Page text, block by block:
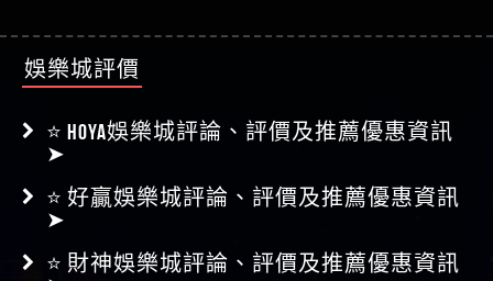
娛樂城評價
⭐ HOYA娛樂城評論、評價及推薦優惠資訊
➤
⭐ 好贏娛樂城評論、評價及推薦優惠資訊
➤
⭐ 財神娛樂城評論、評價及推薦優惠資訊